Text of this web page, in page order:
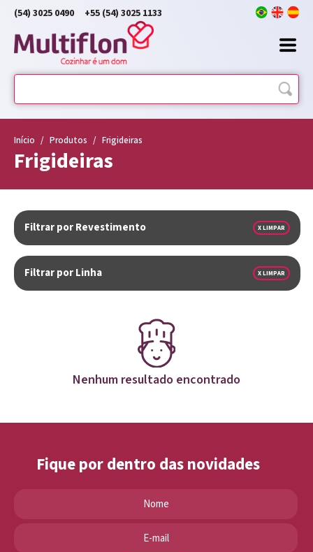
(54) 3025 0490 +55 (54) 3025 1133
Início / Produtos / Frigideiras
Frigideiras
Filtrar por Revestimento X LIMPAR
Filtrar por Linha X LIMPAR
Nenhum resultado encontrado
Fique por dentro das novidades